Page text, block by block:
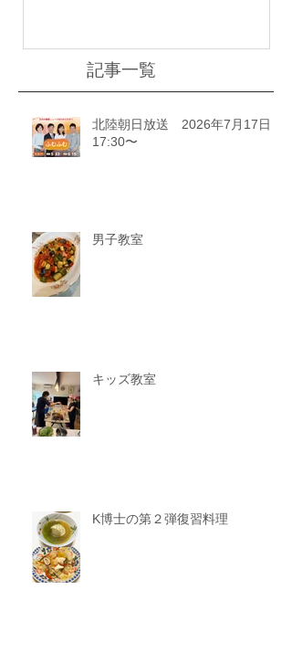
記事一覧
北陸朝日放送 2026年7月17日
17:30〜
男子教室
キッズ教室
K博士の第２弾復習料理